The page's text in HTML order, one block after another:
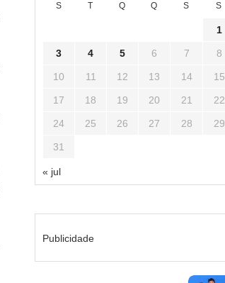
S T Q Q S S
1
3 4 5 6 7 8
10 11 12 13 14 15
17 18 19 20 21 22
24 25 26 27 28 29
31
« jul
Publicidade